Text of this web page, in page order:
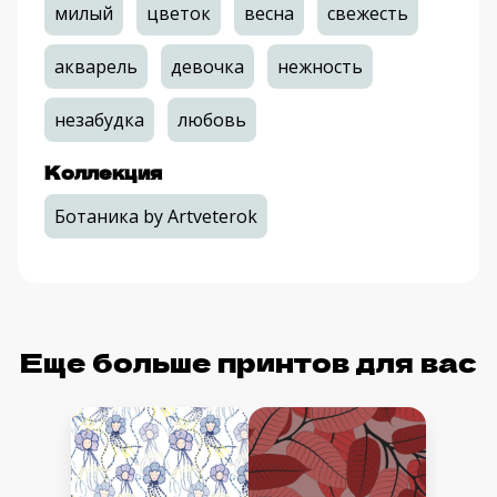
милый цветок весна свежесть
акварель девочка нежность
незабудка любовь
Коллекция
Ботаника by Artveterok
Еще больше принтов для вас